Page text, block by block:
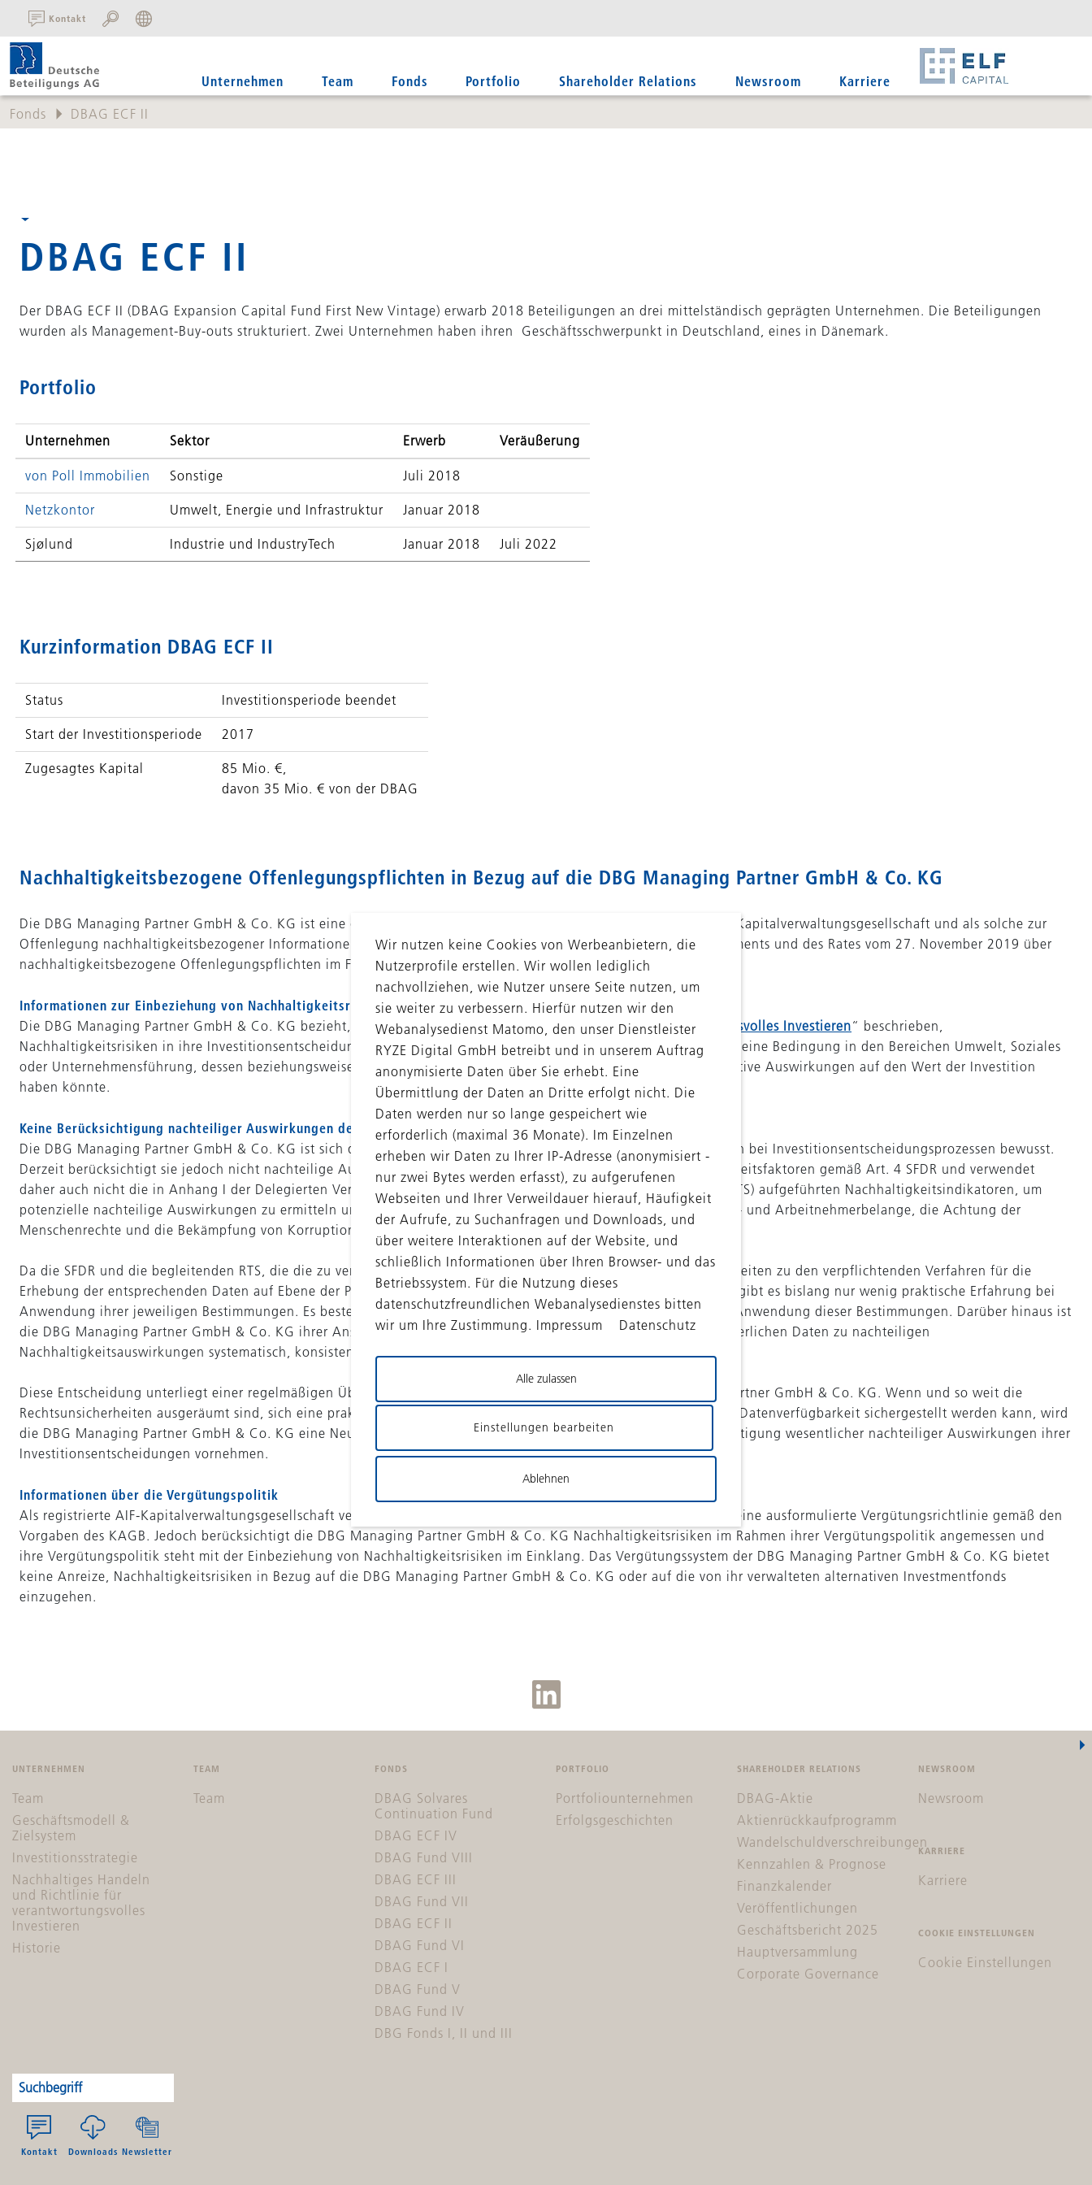
SUCHE:
Kontakt
Unternehmen Team Fonds Portfolio Shareholder Relations Newsroom Karriere
Fonds DBAG ECF II
DBAG ECF II
Der DBAG ECF II (DBAG Expansion Capital Fund First New Vintage) erwarb 2018 Beteiligungen an drei mittelständisch geprägten Unternehmen. Die Beteiligungen
wurden als Management-Buy-outs strukturiert. Zwei Unternehmen haben ihren Geschäftsschwerpunkt in Deutschland, eines in Dänemark.
Portfolio
Unternehmen Sektor Erwerb Veräußerung
von Poll Immobilien Sonstige Juli 2018
Netzkontor Umwelt, Energie und Infrastruktur Januar 2018
Sjølund Industrie und IndustryTech Januar 2018 Juli 2022
Kurzinformation DBAG ECF II
Status Investitionsperiode beendet
Start der Investitionsperiode 2017
Zugesagtes Kapital
85 Mio. €,
davon 35 Mio. € von der DBAG
Nachhaltigkeitsbezogene Offenlegungspflichten in Bezug auf die DBG Managing Partner GmbH & Co. KG
Die DBG Managing Partner GmbH & Co. KG ist eine gemäß dem Kapitalanlagegesetzbuch (KAGB) registrierte AIF-Kapitalverwaltungsgesellschaft und als solche zur
Offenlegung nachhaltigkeitsbezogener Informationen gemäß Verordnung (EU) 2019/2088 des Europäischen Parlaments und des Rates vom 27. November 2019 über
nachhaltigkeitsbezogene Offenlegungspflichten im Finanzdienstleistungssektor (SFDR) verpflichtet.
Informationen zur Einbeziehung von Nachhaltigkeitsrisiken bei den Investitionsentscheidungsprozessen
Die DBG Managing Partner GmbH & Co. KG bezieht, wie in 2.2. der Richtlinie „Nachhaltigkeit und verantwortungsvolles Investieren“ beschrieben,
Nachhaltigkeitsrisiken in ihre Investitionsentscheidungsprozesse ein. Ein Nachhaltigkeitsrisiko ist ein Ereignis oder eine Bedingung in den Bereichen Umwelt, Soziales
oder Unternehmensführung, dessen beziehungsweise deren Eintreten tatsächlich oder potenziell wesentliche negative Auswirkungen auf den Wert der Investition
haben könnte.
Keine Berücksichtigung nachteiliger Auswirkungen der Investitionsentscheidungen auf Nachhaltigkeitsfaktoren
Die DBG Managing Partner GmbH & Co. KG ist sich der Relevanz einer Berücksichtigung von Nachhaltigkeitsrisiken bei Investitionsentscheidungsprozessen bewusst.
Derzeit berücksichtigt sie jedoch nicht nachteilige Auswirkungen ihrer Investitionsentscheidungen auf Nachhaltigkeitsfaktoren gemäß Art. 4 SFDR und verwendet
daher auch nicht die in Anhang I der Delegierten Verordnung (EU) 2022/1288 (in ihrer jeweils gültigen Fassung, RTS) aufgeführten Nachhaltigkeitsindikatoren, um
potenzielle nachteilige Auswirkungen zu ermitteln und zu bewerten. Nachhaltigkeitsfaktoren sind Umwelt-, Sozial- und Arbeitnehmerbelange, die Achtung der
Menschenrechte und die Bekämpfung von Korruption und Bestechung.
Da die SFDR und die begleitenden RTS, die die zu verwendenden Nachhaltigkeitsindikatoren festlegen und Einzelheiten zu den verpflichtenden Verfahren für die
Erhebung der entsprechenden Daten auf Ebene der Portfoliounternehmen enthalten, relativ neue Rechtsakte sind, gibt es bislang nur wenig praktische Erfahrung bei
Anwendung ihrer jeweiligen Bestimmungen. Es bestehen daher erhebliche Rechtsunsicherheiten in Bezug auf die Anwendung dieser Bestimmungen. Darüber hinaus ist
die DBG Managing Partner GmbH & Co. KG ihrer Ansicht nach derzeit nicht in der Lage, alle nach der SFDR erforderlichen Daten zu nachteiligen
Nachhaltigkeitsauswirkungen systematisch, konsistent und zu angemessenen Kosten zusammenzutragen.
Diese Entscheidung unterliegt einer regelmäßigen Überprüfung durch die Geschäftsführung der DBG Managing Partner GmbH & Co. KG. Wenn und so weit die
Rechtsunsicherheiten ausgeräumt sind, sich eine praktikable Markt- und Verwaltungspraxis entwickelt hat und die Datenverfügbarkeit sichergestellt werden kann, wird
die DBG Managing Partner GmbH & Co. KG eine Neubewertung der derzeitigen Entscheidung bzgl. der Berücksichtigung wesentlicher nachteiliger Auswirkungen ihrer
Investitionsentscheidungen vornehmen.
Informationen über die Vergütungspolitik
Als registrierte AIF-Kapitalverwaltungsgesellschaft verfügt die DBG Managing Partner GmbH & Co. KG nicht über eine ausformulierte Vergütungsrichtlinie gemäß den
Vorgaben des KAGB. Jedoch berücksichtigt die DBG Managing Partner GmbH & Co. KG Nachhaltigkeitsrisiken im Rahmen ihrer Vergütungspolitik angemessen und
ihre Vergütungspolitik steht mit der Einbeziehung von Nachhaltigkeitsrisiken im Einklang. Das Vergütungssystem der DBG Managing Partner GmbH & Co. KG bietet
keine Anreize, Nachhaltigkeitsrisiken in Bezug auf die DBG Managing Partner GmbH & Co. KG oder auf die von ihr verwalteten alternativen Investmentfonds
einzugehen.
UNTERNEHMEN
Team
Geschäftsmodell &
Zielsystem
Investitionsstrategie
Nachhaltiges Handeln
und Richtlinie für
verantwortungsvolles
Investieren
Historie
TEAM
Team
FONDS
DBAG Solvares
Continuation Fund
DBAG ECF IV
DBAG Fund VIII
DBAG ECF III
DBAG Fund VII
DBAG ECF II
DBAG Fund VI
DBAG ECF I
DBAG Fund V
DBAG Fund IV
DBG Fonds I, II und III
PORTFOLIO
Portfoliounternehmen
Erfolgsgeschichten
SHAREHOLDER RELATIONS
DBAG-Aktie
Aktienrückkaufprogramm
Wandelschuldverschreibungen
Kennzahlen & Prognose
Finanzkalender
Veröffentlichungen
Geschäftsbericht 2025
Hauptversammlung
Corporate Governance
NEWSROOM
Newsroom
KARRIERE
Karriere
COOKIE EINSTELLUNGEN
Cookie Einstellungen
Kontakt Downloads Newsletter
Wir nutzen keine Cookies von Werbeanbietern, die
Nutzerprofile erstellen. Wir wollen lediglich
nachvollziehen, wie Nutzer unsere Seite nutzen, um
sie weiter zu verbessern. Hierfür nutzen wir den
Webanalysedienst Matomo, den unser Dienstleister
RYZE Digital GmbH betreibt und in unserem Auftrag
anonymisierte Daten über Sie erhebt. Eine
Übermittlung der Daten an Dritte erfolgt nicht. Die
Daten werden nur so lange gespeichert wie
erforderlich (maximal 36 Monate). Im Einzelnen
erheben wir Daten zu Ihrer IP-Adresse (anonymisiert -
nur zwei Bytes werden erfasst), zu aufgerufenen
Webseiten und Ihrer Verweildauer hierauf, Häufigkeit
der Aufrufe, zu Suchanfragen und Downloads, und
über weitere Interaktionen auf der Website, und
schließlich Informationen über Ihren Browser- und das
Betriebssystem. Für die Nutzung dieses
datenschutzfreundlichen Webanalysedienstes bitten
wir um Ihre Zustimmung. Impressum Datenschutz
Einstellungen bearbeiten
Ablehnen
Alle zulassen